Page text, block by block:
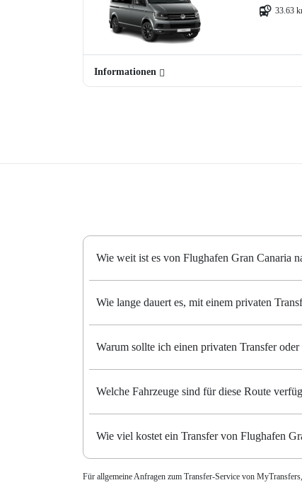
33.63
Informationen
Wie weit ist es von Flughafen Gran Canaria
Wie lange dauert es, mit einem privaten
Warum sollte ich einen privaten Transfer
Welche Fahrzeuge sind für diese Route
Wie viel kostet ein Transfer von Flughafen
Für allgemeine Anfragen zum Transfer-Service von